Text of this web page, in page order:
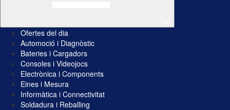
Ofertes del dia
Automoció i Diagnòstic
Bateries i Cargadors
Consoles i Videojocs
Electrònica i Components
Eines i Mesura
Informàtica i Connectivitat
Soldadura i Reballing